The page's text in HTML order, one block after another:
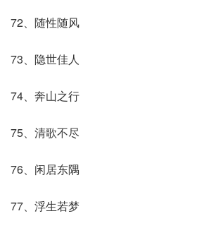
72、随性随风
73、隐世佳人
74、奔山之行
75、清歌不尽
76、闲居东隅
77、浮生若梦